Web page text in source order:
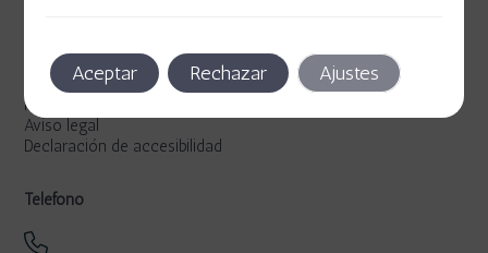
Política de privacidad
Política de cookies
Aviso legal
Declaración de accesibilidad
Teléfono
Aceptar Rechazar Ajustes